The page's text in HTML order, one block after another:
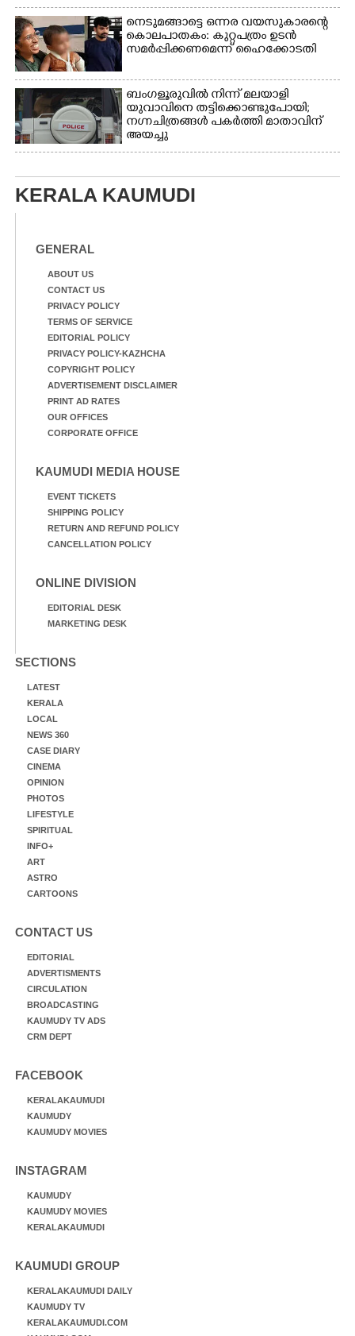
നെടുമങ്ങാട്ടെ ഒന്നര വയസുകാരന്റെ
കൊലപാതകം: കുറ്റപത്രം ഉടൻ
സമർപ്പിക്കണമെന്ന് ഹൈക്കോടതി
ബംഗളൂരുവിൽ നിന്ന് മലയാളി
യുവാവിനെ തട്ടിക്കൊണ്ടുപോയി;
നഗ്നചിത്രങ്ങൾ പകർത്തി മാതാവിന്
അയച്ചു
KERALA KAUMUDI
GENERAL
ABOUT US
CONTACT US
PRIVACY POLICY
TERMS OF SERVICE
EDITORIAL POLICY
PRIVACY POLICY-KAZHCHA
COPYRIGHT POLICY
ADVERTISEMENT DISCLAIMER
PRINT AD RATES
OUR OFFICES
CORPORATE OFFICE
KAUMUDI MEDIA HOUSE
EVENT TICKETS
SHIPPING POLICY
RETURN AND REFUND POLICY
CANCELLATION POLICY
ONLINE DIVISION
EDITORIAL DESK
MARKETING DESK
SECTIONS
LATEST
KERALA
LOCAL
NEWS 360
CASE DIARY
CINEMA
OPINION
PHOTOS
LIFESTYLE
SPIRITUAL
INFO+
ART
ASTRO
CARTOONS
CONTACT US
EDITORIAL
ADVERTISMENTS
CIRCULATION
BROADCASTING
KAUMUDY TV ADS
CRM DEPT
FACEBOOK
KERALAKAUMUDI
KAUMUDY
KAUMUDY MOVIES
INSTAGRAM
KAUMUDY
KAUMUDY MOVIES
KERALAKAUMUDI
KAUMUDI GROUP
KERALAKAUMUDI DAILY
KAUMUDY TV
KERALAKAUMUDI.COM